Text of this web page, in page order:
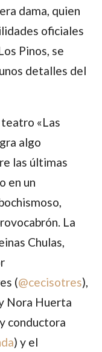
dama, quien
oficiales
Pinos, se
detalles del
«Las
algo
las últimas
en un
La
Chulas,
(@cecisotres),
Nora Huerta
conductora
) y el